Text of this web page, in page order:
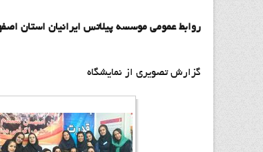
روابط عمومي موسسه پيلاتس ايرانيان استان
گزارش تصويري از نمايشگاه